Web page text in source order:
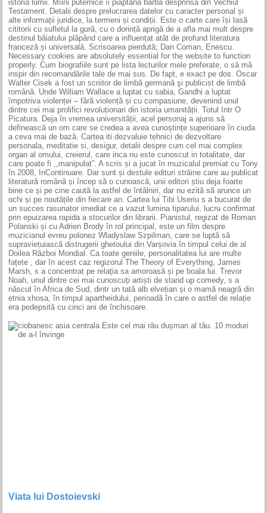
istoria lumii. Mîini puternice îi piaptănă barba desprinsă din Vechiul
Testament. Detalii despre prelucrarea datelor cu caracter personal și
alte informații juridice, la termeni și condiții. Este o carte care își lasă
cititorii cu sufletul la gură, cu o dorință aprigă de a afla mai mult despre
destinul băiatului plăpând care a influențat atât de profund literatura
franceză și universală. Scrisoarea pierdută; Dan Coman, Enescu.
Necessary cookies are absolutely essential for the website to function
properly. Cum biografiile sunt pe lista lecturilor mele preferate, o să mă
inspir din recomandările tale de mai sus. De fapt, e exact pe dos. Oscar
Walter Cisek a fost un scriitor de limbă germană şi publicist de limbă
română. Unde William Wallace a luptat cu sabia, Gandhi a luptat
împotriva violenței – fără violență și cu compasiune, devenind unul
dintre cei mai prolifici revoluționari din istoria umanității. Totul Intr O
Picatura. Deja în vremea universității, acel personaj a ajuns să
definească un om care se credea a avea cunoștințe superioare în ciuda
a ceva mai de bază. Cartea iti dezvaluie tehnici de dezvoltare
personala, meditatie si, desigur, detalii despre cum cel mai complex
organ al omului, creierul, care inca nu este cunoscut in totalitate, dar
care poate fi ,,manipulat”. A scris și a jucat în muzicalul premiat cu Tony
în 2008, InContinuare. Dar sunt și destule edituri străine care au publicat
literatură română și încep să o cunoască, unii editori știu deja foarte
bine ce și pe cine caută la astfel de întâlniri, dar nu ezită să arunce un
ochi și pe noutățile din fiecare an. Cartea lui Tibi Useriu s a bucurat de
un succes rasunator imediat ce a vazut lumina tiparului, lucru confirmat
prin epuizarea rapida a stocurilor din librarii. Pianistul, regizat de Roman
Polanski și cu Adrien Brody în rol principal, este un film despre
muzicianul evreu polonez Wladyslaw Szpilman, care se luptă să
supraviețuiască distrugerii ghetoului din Varșovia în timpul celui de al
Doilea Război Mondial. Ca toate geniile, personalitatea lui are multe
fațete , dar în acest caz regizorul The Theory of Everything, James
Marsh, s a concentrat pe relația sa amoroasă și pe boala lui. Trevor
Noah, unul dintre cei mai cunoscuți artiști de stand up comedy, s a
născut în Africa de Sud, dintr un tată alb elvețian și o mamă neagră din
etnia xhosa, în timpul apartheidului, perioadă în care o astfel de relație
era pedepsită cu cinci ani de închisoare.
Viata lui Dostoievski